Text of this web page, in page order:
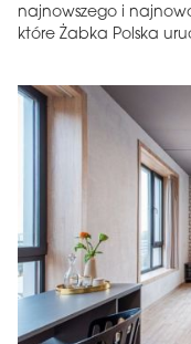
najnowszego i
które Żabka Polska